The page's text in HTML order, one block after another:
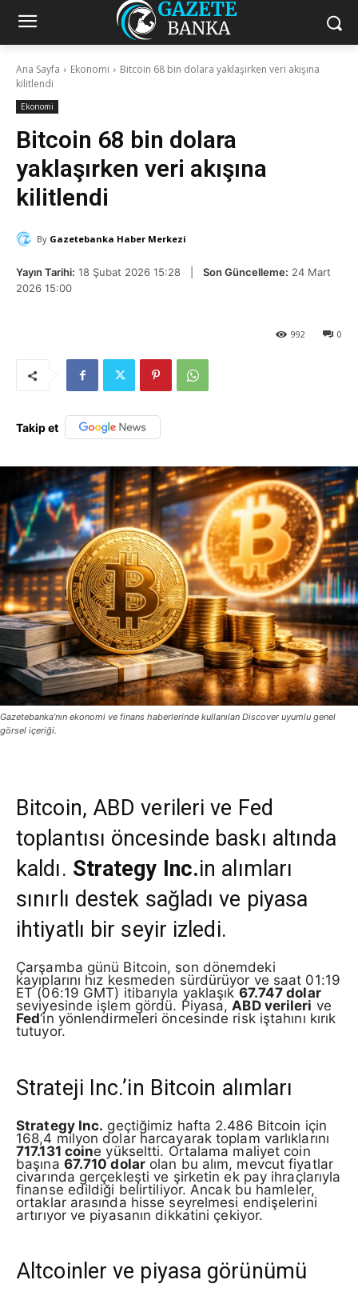
Ana Sayfa Ekonomi
Bitcoin 68 bin dolara yaklaşırken veri akışına
kilitlendi
Ekonomi
Bitcoin 68 bin dolara
yaklaşırken veri akışına
kilitlendi
By Gazetebanka Haber Merkezi
Yayın Tarihi: 18 Şubat 2026 15:28 | Son Güncelleme: 24 Mart
2026 15:00
0
992
Takip et
Gazetebanka’nın ekonomi ve finans haberlerinde kullanılan Discover uyumlu genel
görsel içeriği.
Bitcoin, ABD verileri ve Fed
toplantısı öncesinde baskı altında
kaldı. Strategy Inc.in alımları
sınırlı destek sağladı ve piyasa
ihtiyatlı bir seyir izledi.
Çarşamba günü Bitcoin, son dönemdeki
kayıplarını hız kesmeden sürdürüyor ve saat 01:19
ET (06:19 GMT) itibarıyla yaklaşık 67.747 dolar
seviyesinde işlem gördü. Piyasa,ABD verileri ve
Fed‘in yönlendirmeleri öncesinde risk iştahını kırık
tutuyor.
Strateji Inc.’in Bitcoin alımları
Strategy Inc. geçtiğimiz hafta 2.486 Bitcoin için
168,4 milyon dolar harcayarak toplam varlıklarını
717.131 coine yükseltti. Ortalama maliyet coin
başına 67.710 dolarolan bu alım, mevcut fiyatlar
civarında gerçekleşti ve şirketin ek pay ihraçlarıyla
finanse edildiği belirtiliyor. Ancak bu hamleler,
ortaklar arasında hisse seyrelmesi endişelerini
artırıyor ve piyasanın dikkatini çekiyor.
Altcoinler ve piyasa görünümü